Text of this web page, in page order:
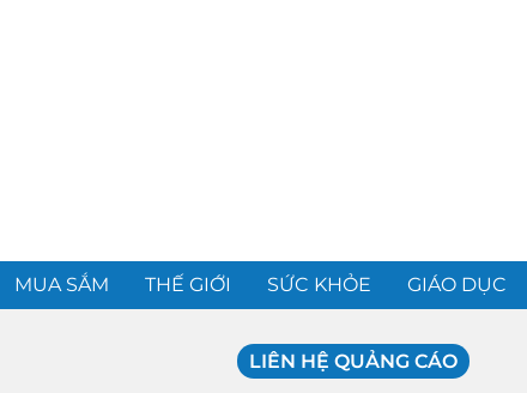
MUA SẮM THẾ GIỚI SỨC KHỎE GIÁO DỤC
LIÊN HỆ QUẢNG CÁO